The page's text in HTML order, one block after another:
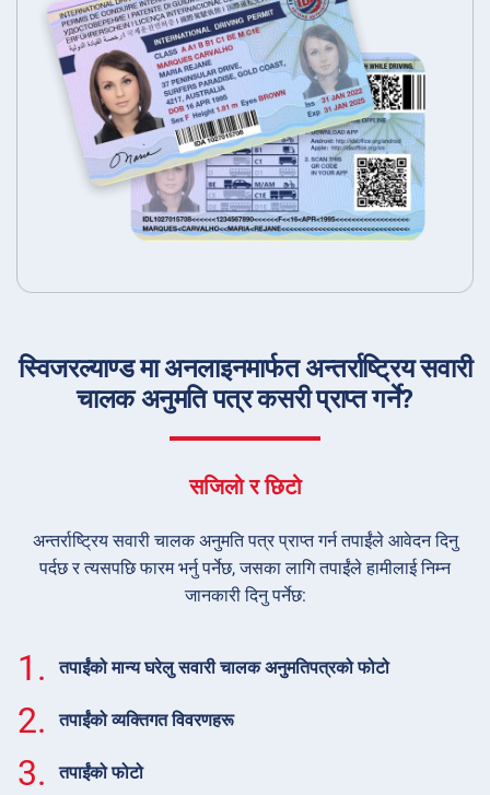
स्विजरल्याण्ड मा अनलाइनमार्फत अन्तर्राष्ट्रिय सवारी
चालक अनुमति पत्र कसरी प्राप्त गर्ने?
सजिलो र छिटो
अन्तर्राष्ट्रिय सवारी चालक अनुमति पत्र प्राप्त गर्न तपाईंले आवेदन दिनु
पर्दछ र त्यसपछि फारम भर्नु पर्नेछ, जसका लागि तपाईंले हामीलाई निम्न
जानकारी दिनु पर्नेछ:
1. तपाईंको मान्य घरेलु सवारी चालक अनुमतिपत्रको फोटो
2. तपाईंको व्यक्तिगत विवरणहरू
3. तपाईंको फोटो